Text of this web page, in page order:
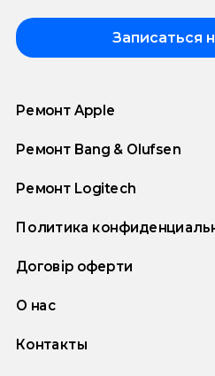
Записаться
Ремонт Apple
Ремонт Bang & Olufsen
Ремонт Logitech
Политика
Договір оферти
О нас
Контакты